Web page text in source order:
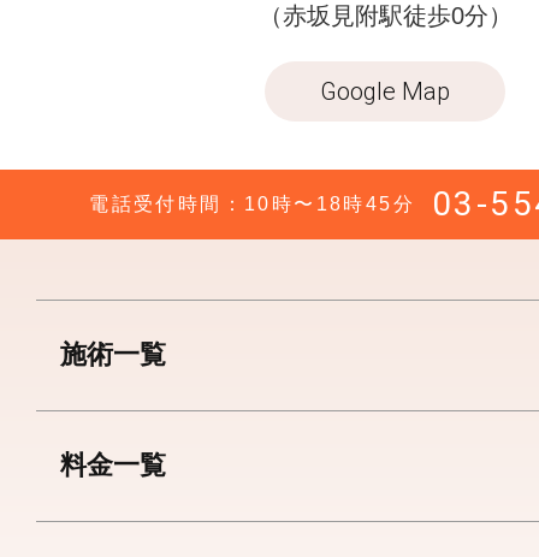
（赤坂見附駅徒歩0分）
Google Map
電話受付時間：10時〜18時45分 03-
施術一覧
料金一覧